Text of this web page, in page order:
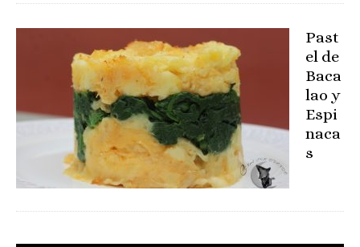
Past
el de
Baca
lao y
Espi
naca
s